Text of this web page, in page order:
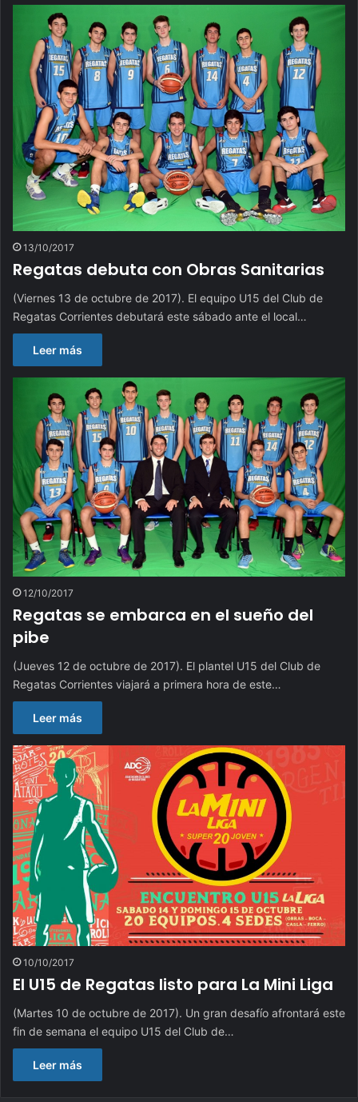
13/10/2017
Regatas debuta con Obras Sanitarias
(Viernes 13 de octubre de 2017). El equipo U15 del Club de
Regatas Corrientes debutará este sábado ante el local…
Leer más
12/10/2017
Regatas se embarca en el sueño del
pibe
(Jueves 12 de octubre de 2017). El plantel U15 del Club de
Regatas Corrientes viajará a primera hora de este…
Leer más
10/10/2017
El U15 de Regatas listo para La Mini Liga
(Martes 10 de octubre de 2017). Un gran desafío afrontará este
fin de semana el equipo U15 del Club de…
Leer más